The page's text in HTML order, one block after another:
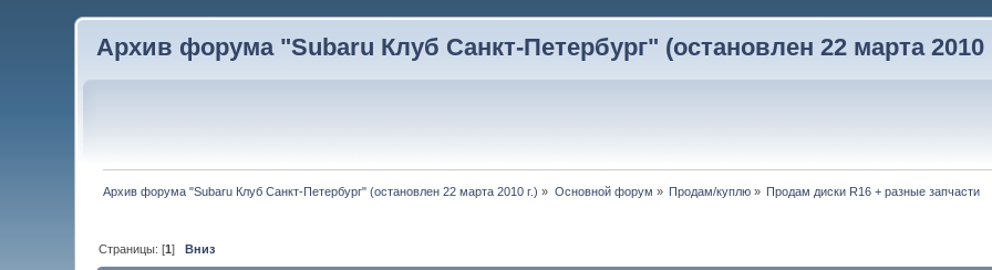
Архив форума "Subaru Клуб Санкт-Петербург" (остановлен 22 марта 2010
Архив форума "Subaru Клуб Санкт-Петербург" (остановлен 22 марта 2010 г.) » Основной форум » Продам/куплю » Продам диски R16 + разные запчасти
Страницы: [1]Вниз